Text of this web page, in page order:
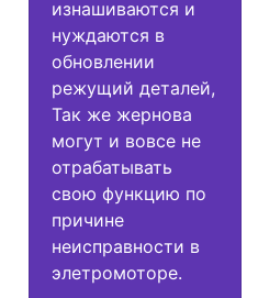
изнашиваются и
нуждаются в
обновлении
режущий деталей,
Так же жернова
могут и вовсе не
отрабатывать
свою функцию по
причине
неисправности в
элетромоторе.